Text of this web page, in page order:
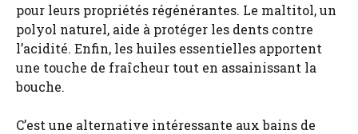
pour leurs propriétés régénérantes. Le maltitol, un
polyol naturel, aide à protéger les dents contre
l’acidité. Enfin, les huiles essentielles apportent
une touche de fraîcheur tout en assainissant la
bouche.
C’est une alternative intéressante aux bains de